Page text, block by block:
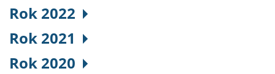
Rok 2022
Rok 2021
Rok 2020